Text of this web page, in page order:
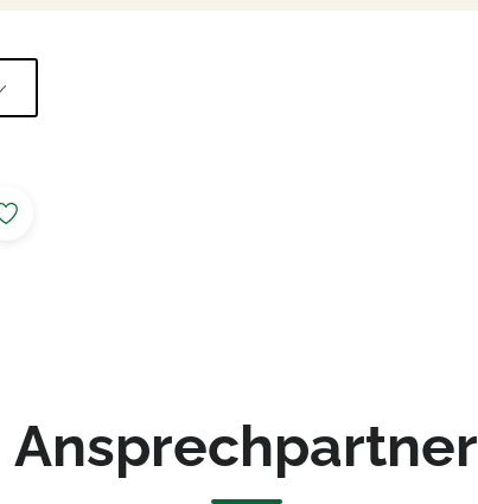
Ansprechpartner